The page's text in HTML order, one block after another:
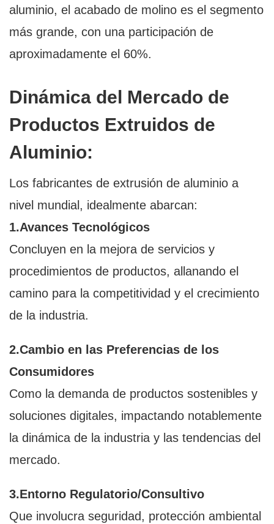
aluminio, el acabado de molino es el segmento
más grande, con una participación de
aproximadamente el 60%.
Dinámica del Mercado de
Productos Extruidos de
Aluminio:
Los fabricantes de extrusión de aluminio a
nivel mundial, idealmente abarcan:
1.Avances Tecnológicos
Concluyen en la mejora de servicios y
procedimientos de productos, allanando el
camino para la competitividad y el crecimiento
de la industria.
2.Cambio en las Preferencias de los
Consumidores
Como la demanda de productos sostenibles y
soluciones digitales, impactando notablemente
la dinámica de la industria y las tendencias del
mercado.
3.Entorno Regulatorio/Consultivo
Que involucra seguridad, protección ambiental